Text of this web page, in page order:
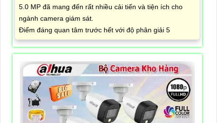
5.0 MP đã mang đến rất nhiều cải tiến và tiện ích cho
ngành camera giám sát.
Điểm đáng quan tâm trước hết với độ phân giải 5